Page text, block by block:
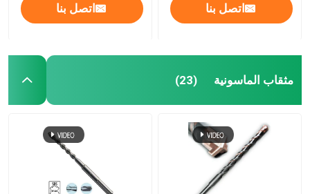
اتصل بنا اتصل بنا
مثقاب الماسونية (23)